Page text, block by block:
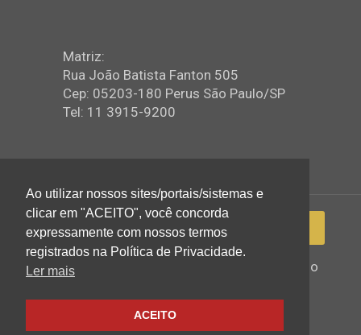
Matriz:
Rua João Batista Fanton 505
Cep: 05203-180 Perus São Paulo/SP
Tel: 11 3915-9200
2022 © Igreja Assembleia de Deus Ministério
Ao utilizar nossos sites/portais/sistemas e
clicar em "ACEITO", você concorda
expressamente com nossos termos
registrados na Política de Privacidade.
Ler mais
ACEITO